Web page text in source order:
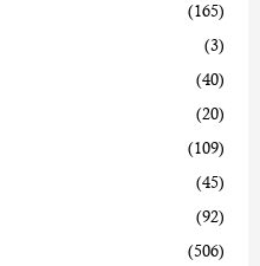
(165)
(3)
(40)
(20)
(109)
(45)
(92)
(506)